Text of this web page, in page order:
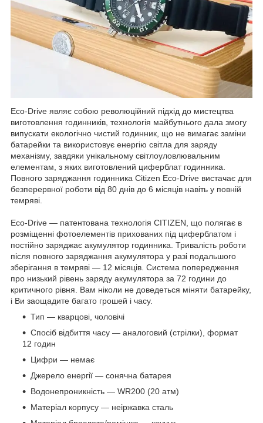
Eco-Drive являє собою революційний підхід до мистецтва
виготовлення годинників, технологія майбутнього дала змогу
випускати екологічно чистий годинник, що не вимагає заміни
батарейки та використовує енергію світла для заряду
механізму, завдяки унікальному світлоуловлювальним
елементам, з яких виготовлений циферблат годинника.
Повного заряджання годинника Citizen Eco-Drive вистачає для
безперервної роботи від 80 днів до 6 місяців навіть у повній
темряві.
Eco-Drive — патентована технологія CITIZEN, що полягає в
розміщенні фотоелементів прихованих під циферблатом і
постійно заряджає акумулятор годинника. Тривалість роботи
після повного заряджання акумулятора у разі подальшого
зберігання в темряві — 12 місяців. Система попередження
про низький рівень заряду акумулятора за 72 години до
критичного рівня. Вам ніколи не доведеться міняти батарейку,
і Ви заощадите багато грошей і часу.
Тип — кварцові, чоловічі
Спосіб відбиття часу — аналоговий (стрілки), формат
12 годин
Цифри — немає
Джерело енергії — сонячна батарея
Водонепроникність — WR200 (20 атм)
Матеріал корпусу — неіржавка сталь